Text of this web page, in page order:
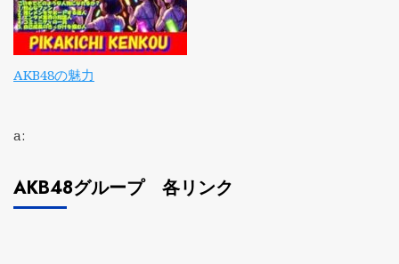
AKB48の魅力
a:
AKB48グループ 各リンク